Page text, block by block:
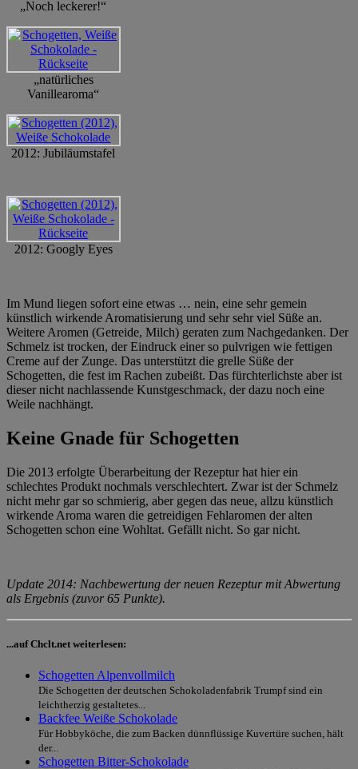
„Noch leckerer!“
„natürliches
Vanillearoma“
2012: Jubiläumstafel
2012: Googly Eyes
Im Mund liegen sofort eine etwas … nein, eine sehr gemein
künstlich wirkende Aromatisierung und sehr sehr viel Süße an.
Weitere Aromen (Getreide, Milch) geraten zum Nachgedanken. Der
Schmelz ist trocken, der Eindruck einer so pulvrigen wie fettigen
Creme auf der Zunge. Das unterstützt die grelle Süße der
Schogetten, die fest im Rachen zubeißt. Das fürchterlichste aber ist
dieser nicht nachlassende Kunstgeschmack, der dazu noch eine
Weile nachhängt.
Keine Gnade für Schogetten
Die 2013 erfolgte Überarbeitung der Rezeptur hat hier ein
schlechtes Produkt nochmals verschlechtert. Zwar ist der Schmelz
nicht mehr gar so schmierig, aber gegen das neue, allzu künstlich
wirkende Aroma waren die getreidigen Fehlaromen der alten
Schogetten schon eine Wohltat. Gefällt nicht. So gar nicht.
Update 2014: Nachbewertung der neuen Rezeptur mit Abwertung
als Ergebnis (zuvor 65 Punkte).
...auf Chclt.net weiterlesen:
Schogetten Alpenvollmilch
Die Schogetten der deutschen Schokoladenfabrik Trumpf sind ein
leichtherzig gestaltetes...
Backfee Weiße Schokolade
Für Hobbyköche, die zum Backen dünnflüssige Kuvertüre suchen, hält
der...
Schogetten Bitter-Schokolade